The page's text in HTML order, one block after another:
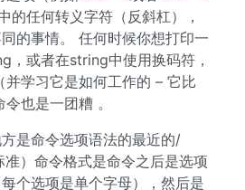
的任何转义字符（反斜杠），
的事情。 任何时候你想打印一
，或者在string中使用换码符，
并学习它是如何工作的 – 它比
令也是一团糟 。
是命令选项语法的最近的/
）命令格式是命令之后是选项
每个选项是单个字母），然后是